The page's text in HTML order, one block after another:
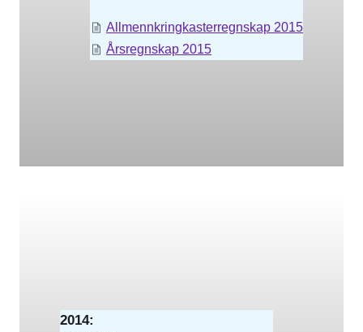
Allmennkringkasterregnskap 2015
Årsregnskap 2015
2014: